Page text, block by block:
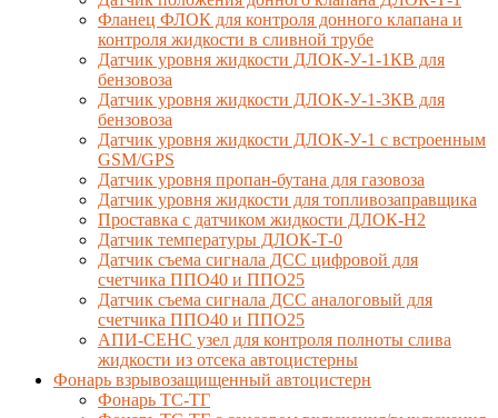
Фланец ФЛОК для контроля донного клапана и
контроля жидкости в сливной трубе
Датчик уровня жидкости ДЛОК-У-1-1КВ для
бензовоза
Датчик уровня жидкости ДЛОК-У-1-3КВ для
бензовоза
Датчик уровня жидкости ДЛОК-У-1 с встроенным
GSM/GPS
Датчик уровня пропан-бутана для газовоза
Датчик уровня жидкости для топливозаправщика
Проставка с датчиком жидкости ДЛОК-Н2
Датчик температуры ДЛОК-Т-0
Датчик съема сигнала ДСС цифровой для
счетчика ППО40 и ППО25
Датчик съема сигнала ДСС аналоговый для
счетчика ППО40 и ППО25
АПИ-СЕНС узел для контроля полноты слива
жидкости из отсека автоцистерны
Фонарь взрывозащищенный автоцистерн
Фонарь ТС-ТГ